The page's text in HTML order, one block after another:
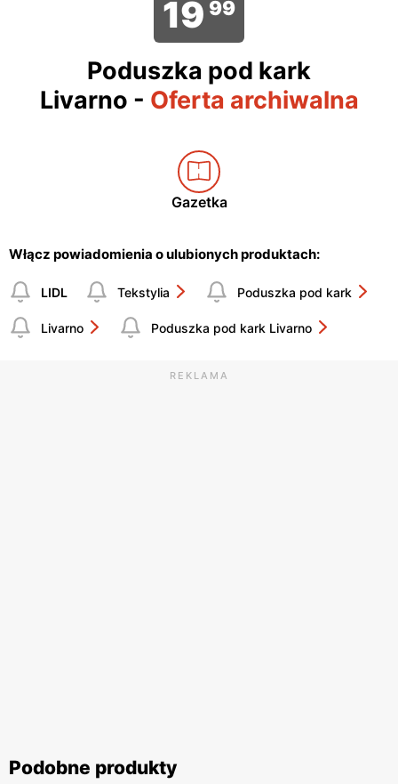
19 99
Poduszka pod kark
Livarno - Oferta archiwalna
Gazetka
Włącz powiadomienia o ulubionych produktach:
LIDL Tekstylia Poduszka pod kark
Livarno Poduszka pod kark Livarno
REKLAMA
Podobne produkty